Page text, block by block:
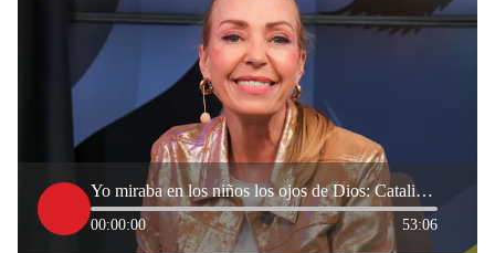
Yo miraba en los niños los ojos de Dios: Catalina Escobar habla sobre la Fundación Juanfe
00:00:00 53:06